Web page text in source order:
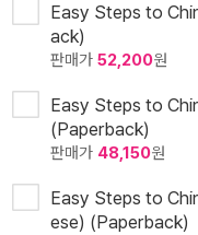
Easy Steps to
ack)
판매가 52,200원
Easy Steps to
(Paperback)
판매가 48,150원
Easy Steps to
ese) (Paperback)